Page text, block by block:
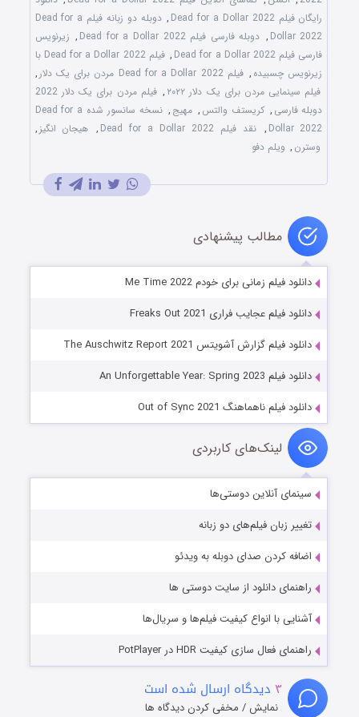
رایگان فیلم Dead for a Dollar 2022
,
دوبله دو زبانه فیلم Dead for a
Dollar 2022
, دوبله فارسی فیلم Dead for a Dollar 2022 , زیرنویس
فارسی فیلم Dead for a Dollar 2022
,
فیلم Dead for a Dollar 2022 با
زیرنویس چسبیده , فیلم Dead for a Dollar 2022 مردن برای یک دلار
,
فیلم سینمایی مردن برای یک دلار ۲۰۲۲
,
فیلم مردن برای یک دلار 2022
دوبله فارسی , کریستف والتس , مهیج ,
نسخه سانسور شده Dead for a
Dollar 2022
, نقد فیلم Dead for a Dollar 2022 , هیجان انگیز ,
وسترن , ویلم دفو
مطالب پیشنهادی
دانلود فیلم زمانی برای خودم Me Time 2022
دانلود فیلم عجایب فراری Freaks Out 2021
دانلود فیلم گزارش آشویتس The Auschwitz Report 2021
دانلود فیلم An Unforgettable Year: Spring 2023
دانلود فیلم ناهماهنگ Out of Sync 2021
لینک‌های کاربردی
سینمای آنلاین دوستی‌ها
تغییر زبان فیلم‌های دو زبانه
اضافه کردن صدای دوبله به ویدئو
راهنمای دانلود از سایت دوستی ها
آشنایی با انواع کیفیت فیلم‌ها و سریال‌ها
راهنمای فعال سازی کیفیت HDR در PotPlayer
۳ دیدگاه ارسال شده است
نمایش / مخفی کردن دیدگاه ها